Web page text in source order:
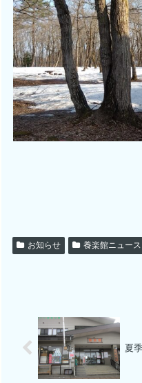
お知らせ 養楽館ニュース
夏